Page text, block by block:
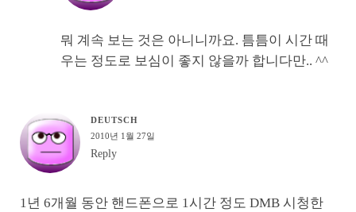
뭐 계속 보는 것은 아니니까요. 틈틈이 시간 때
우는 정도로 보심이 좋지 않을까 합니다만.. ^^
DEUTSCH
2010년 1월 27일
Reply
1년 6개월 동안 핸드폰으로 1시간 정도 DMB 시청한